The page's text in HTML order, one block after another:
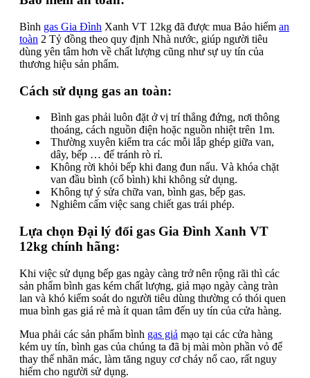
Bình gas Gia Đình Xanh VT 12kg đã được mua Bảo hiểm an
toàn 2 Tỷ đồng theo quy định Nhà nước, giúp người tiêu
dùng yên tâm hơn về chất lượng cũng như sự uy tín của
thương hiệu sản phẩm.
Cách sử dụng gas an toàn:
Bình gas phải luôn đặt ở vị trí thẳng đứng, nơi thông
thoáng, cách nguồn điện hoặc nguồn nhiệt trên 1m.
Thường xuyên kiểm tra các mỗi lắp ghép giữa van,
dây, bếp … để tránh rò rỉ.
Không rời khỏi bếp khi đang đun nấu. Và khóa chặt
van đầu bình (cổ bình) khi không sử dụng.
Không tự ý sửa chữa van, bình gas, bếp gas.
Nghiêm cấm việc sang chiết gas trái phép.
Lựa chọn Đại lý đổi gas Gia Đình Xanh VT
12kg chính hãng:
Khi việc sử dụng bếp gas ngày càng trở nên rộng rãi thì các
sản phẩm bình gas kém chất lượng, giả mạo ngày càng tràn
lan và khó kiểm soát do người tiêu dùng thường có thói quen
mua bình gas giá rẻ mà ít quan tâm đến uy tín của cửa hàng.
Mua phải các sản phẩm bình gas giả mạo tại các cửa hàng
kém uy tín, bình gas của chúng ta đã bị mài mòn phần vỏ để
thay thế nhãn mác, làm tăng nguy cơ cháy nổ cao, rất nguy
hiểm cho người sử dụng.